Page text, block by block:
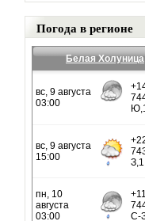
Погода в регионе
Белая Холуница